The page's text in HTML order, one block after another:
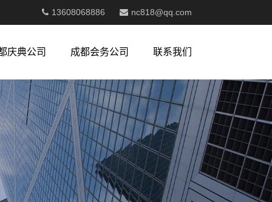
13608068886 nc818@qq.com
庆典公司 成都会务公司 联系我们